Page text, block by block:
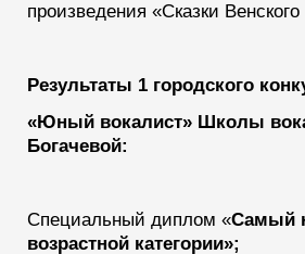
произведения «Сказки
Результаты 1 городского
«Юный вокалист» Школы
Богачевой:
Специальный диплом «Самый
возрастной категории»;